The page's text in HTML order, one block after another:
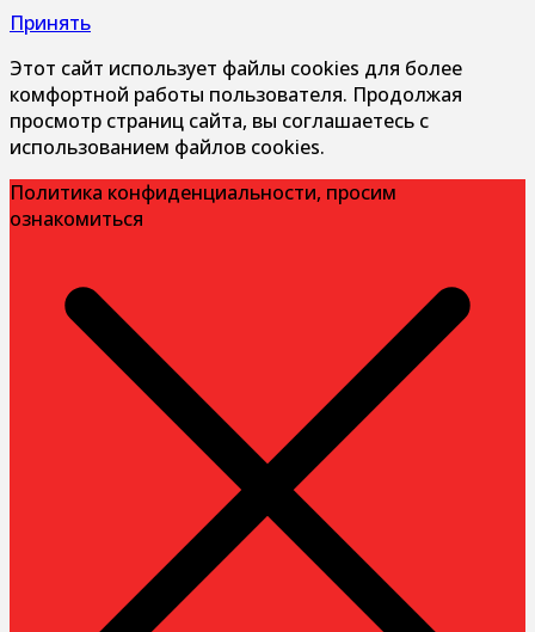
Принять
Этот сайт использует файлы cookies для более
комфортной работы пользователя. Продолжая
просмотр страниц сайта, вы соглашаетесь с
использованием файлов cookies.
Политика конфиденциальности, просим
ознакомиться